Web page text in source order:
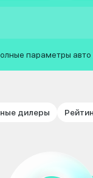
параметры
дилеры